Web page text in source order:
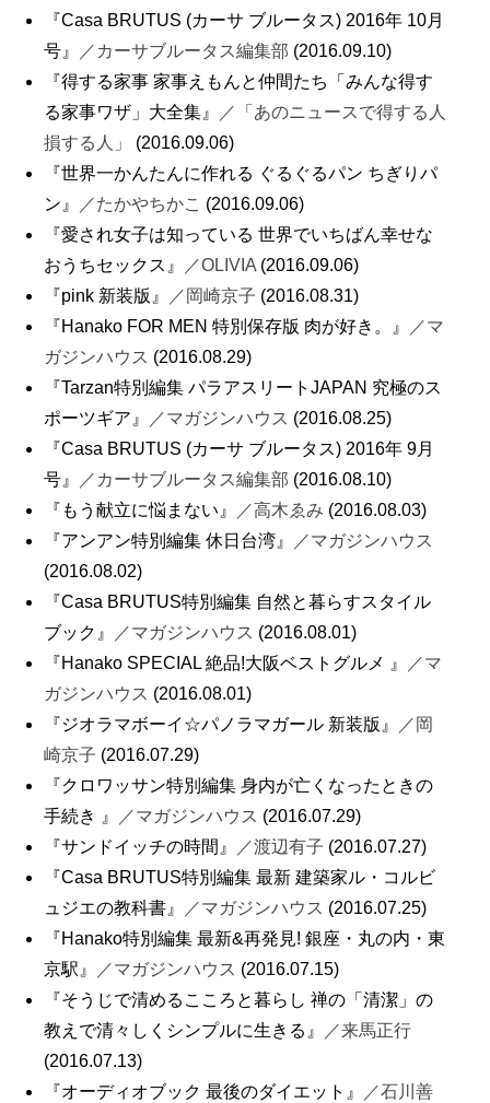
『Casa BRUTUS (カーサ ブルータス) 2016年 10月
号』
／カーサブルータス編集部 (2016.09.10)
『得する家事 家事えもんと仲間たち「みんな得す
る家事ワザ」大全集』
／「あのニュースで得する人
損する人」
(2016.09.06)
『世界一かんたんに作れる ぐるぐるパン ちぎりパ
ン』
／たかやちかこ (2016.09.06)
『愛され女子は知っている 世界でいちばん幸せな
おうちセックス』
／OLIVIA (2016.09.06)
『pink 新装版』
／岡崎京子 (2016.08.31)
『Hanako FOR MEN 特別保存版 肉が好き。』
／マ
ガジンハウス (2016.08.29)
『Tarzan特別編集 パラアスリートJAPAN 究極のス
ポーツギア』
／マガジンハウス (2016.08.25)
『Casa BRUTUS (カーサ ブルータス) 2016年 9月
号』
／カーサブルータス編集部 (2016.08.10)
『もう献立に悩まない』
／高木ゑみ (2016.08.03)
『アンアン特別編集 休日台湾』
／マガジンハウス
(2016.08.02)
『Casa BRUTUS特別編集 自然と暮らすスタイル
ブック』
／マガジンハウス (2016.08.01)
『Hanako SPECIAL 絶品!大阪ベストグルメ 』
／マ
ガジンハウス (2016.08.01)
『ジオラマボーイ☆パノラマガール 新装版』
／岡
崎京子 (2016.07.29)
『クロワッサン特別編集 身内が亡くなったときの
手続き 』
／マガジンハウス (2016.07.29)
『サンドイッチの時間』
／渡辺有子 (2016.07.27)
『Casa BRUTUS特別編集 最新 建築家ル・コルビ
ュジエの教科書』
／マガジンハウス (2016.07.25)
『Hanako特別編集 最新&再発見! 銀座・丸の内・東
京駅』
／マガジンハウス (2016.07.15)
『そうじで清めるこころと暮らし 禅の「清潔」の
教えで清々しくシンプルに生きる』
／来馬正行
(2016.07.13)
『オーディオブック 最後のダイエット』
／石川善